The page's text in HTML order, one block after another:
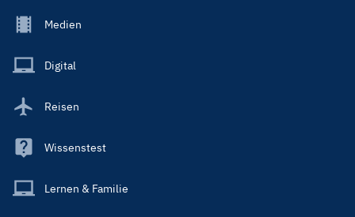
Footer
Main
Medien
Digital
Reisen
Wissenstest
Lernen & Familie